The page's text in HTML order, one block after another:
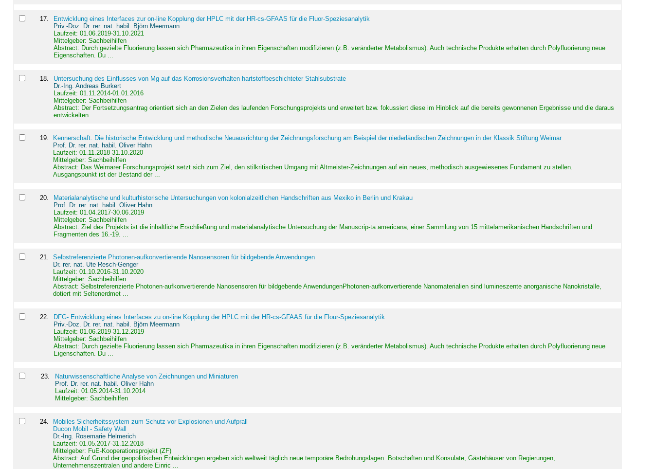
17.
Entwicklung eines Interfaces zur on-line Kopplung der HPLC mit der HR-cs-GFAAS für die Fluor-Speziesanalytik
Priv.-Doz. Dr. rer. nat. habil. Björn Meermann
Laufzeit: 01.06.2019-31.10.2021
Mittelgeber: Sachbeihilfen
Abstract: Durch gezielte Fluorierung lassen sich Pharmazeutika in ihren Eigenschaften modifizieren (z.B. veränderter Metabolismus). Auch technische Produkte erhalten durch Polyfluorierung neue
Eigenschaften. Du ...
18
Untersuchung des Einflusses von Mg auf das Korrosionsverhalten hartstoffbeschichteter Stahlsubstrate
Dr.-Ing. Andreas Burkert
Laufzeit: 01.11.2014-01.01.2016
Mittelgeber: Sachbeihilfen
Abstract: Der Fortsetzungsantrag orientiert sich an den Zielen des laufenden Forschungsprojekts und erweitert bzw. fokussiert diese im Hinblick auf die bereits gewonnenen Ergebnisse und die daraus
entwickelten ...
19.
Kennerschaft. Die historische Entwicklung und methodische Neuausrichtung der Zeichnungsforschung am Beispiel der niederländischen Zeichnungen in der Klassik Stiftung Weimar
Prof. Dr. rer. nat. habil. Oliver Hahn
Laufzeit: 01.11.2018-31.10.2020
Mittelgeber: Sachbeihilfen
Abstract: Das Weimarer Forschungsprojekt setzt sich zum Ziel, den stilkritischen Umgang mit Altmeister-Zeichnungen auf ein neues, methodisch ausgewiesenes Fundament zu stellen.
Ausgangspunkt ist der Bestand der ...
20
Materialanalytische und kulturhistorische Untersuchungen von kolonialzeitlichen Handschriften aus Mexiko in Berlin und Krakau
Prof. Dr. rer. nat. habil. Oliver Hahn
Laufzeit: 01.04.2017-30.06.2019
Mittelgeber: Sachbeihilfen
Abstract: Ziel des Projekts ist die inhaltliche Erschließung und materialanalytische Untersuchung der Manuscrip-ta americana, einer Sammlung von 15 mittelamerikanischen Handschriften und
Fragmenten des 16.-19. ...
21.
Selbstreferenzierte Photonen-aufkonvertierende Nanosensoren für bildgebende Anwendungen
Dr. rer. nat. Ute Resch-Genger
Laufzeit: 01.10.2016-31.10.2020
Mittelgeber: Sachbeihilfen
Abstract:Selbstreferenzierte Photonen-aufkonvertierende Nanosensoren für bildgebende AnwendungenPhotonen-aufkonvertierende Nanomaterialien sind lumineszente anorganische Nanokristalle,
dotiert mit Seltenerdmet ...
22
DFG- Entwicklung eines Interfaces zu on-line Kopplung der HPLC mit der HR-cs-GFAAS für die Flour-Speziesanalytik
Priv.-Doz. Dr. rer. nat. habil. Björn Meermann
Laufzeit: 01.06.2019-31.12.2019
Mittelgeber: Sachbeihilfen
Abstract: Durch gezielte Fluorierung lassen sich Pharmazeutika in ihren Eigenschaften modifizieren (z.B. veränderter Metabolismus). Auch technische Produkte erhalten durch Polyfluorierung neue
Eigenschaften. Du ...
23.
Naturwissenschaftliche Analyse von Zeichnungen und Miniaturen
Prof. Dr. rer. nat. habil. Oliver Hahn
Laufzeit: 01.05.2014-31.10.2014
Mittelgeber: Sachbeihilfen
24.
Mobiles Sicherheitssystem zum Schutz vor Explosionen und Aufprall
Ducon Mobil - Safety Wall
Dr.-Ing. Rosemarie Helmerich
Laufzeit: 01.05.2017-31.12.2018
Mittelgeber: FuE-Kooperationsprojekt (ZF)
Abstract:Auf Grund der geopolitischen Entwicklungen ergeben sich weltweit täglich neue temporäre Bedrohungslagen. Botschaften und Konsulate, Gästehäuser von Regierungen,
Unternehmenszentralen und andere Einric ...